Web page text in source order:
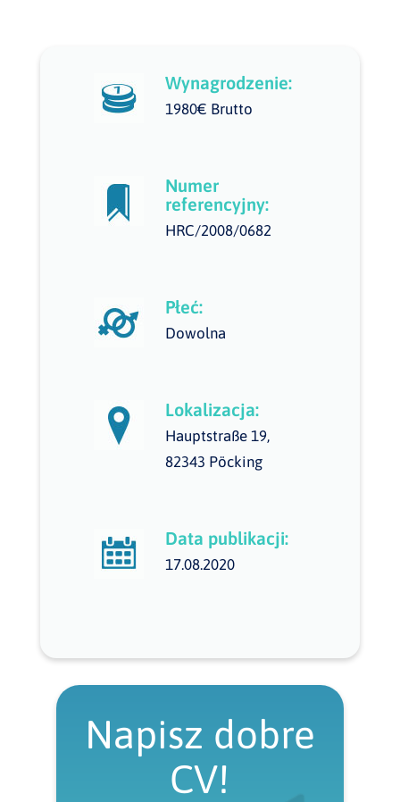
Wynagrodzenie:
1980€ Brutto
Numer
referencyjny:
HRC/2008/0682
Płeć:
Dowolna
Lokalizacja:
Hauptstraße 19,
82343 Pöcking
Data publikacji:
17.08.2020
Napisz dobre
CV!